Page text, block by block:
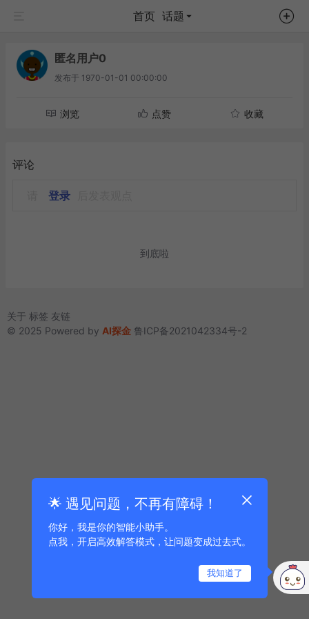
首页 话题
匿名用户0
发布于 1970-01-01 00:00:00
浏览 点赞 收藏
评论
登录
到底啦
关于 标签 友链
© 2025 Powered by AI探金 鲁ICP备2021042334号-2
🌟 遇见问题，不再有障碍！
你好，我是你的智能小助手。
点我，开启高效解答模式，让问题变成过去式。
我知道了